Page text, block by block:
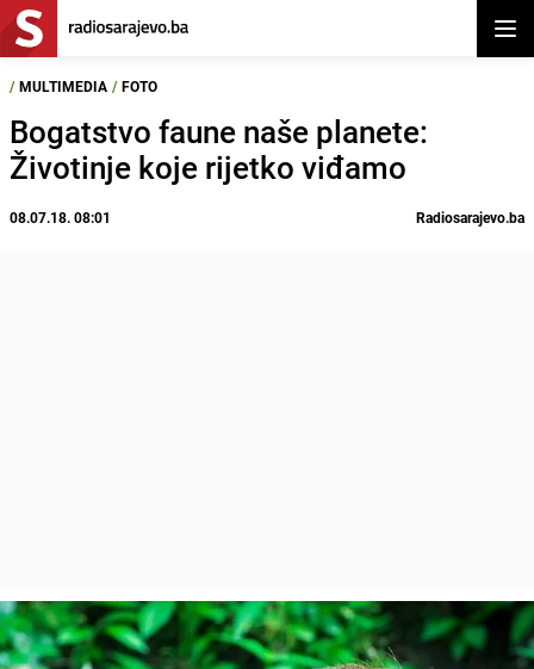
/ MULTIMEDIA / FOTO
Bogatstvo faune naše planete:
Životinje koje rijetko viđamo
08.07.18. 08:01 Radiosarajevo.ba